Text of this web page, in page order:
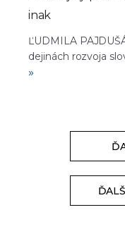
inak
ĽUDMILA
dejinách rozvoja
»